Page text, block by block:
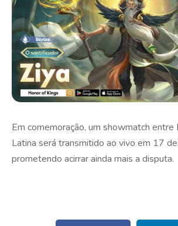
Em comemoração, um showmatch entre
Latina será transmitido ao vivo em 17
prometendo acirrar ainda mais a disputa.